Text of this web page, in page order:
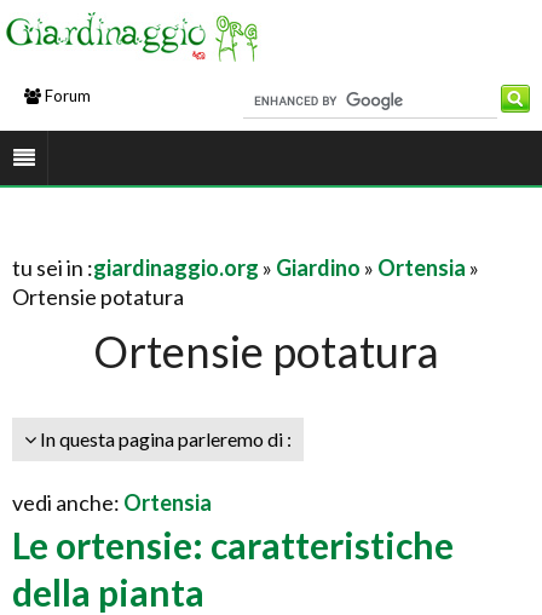
Forum
tu sei in :giardinaggio.org » Giardino » Ortensia »
Ortensie potatura
Ortensie potatura
In questa pagina parleremo di :
vedi anche: Ortensia
Le ortensie: caratteristiche
della pianta